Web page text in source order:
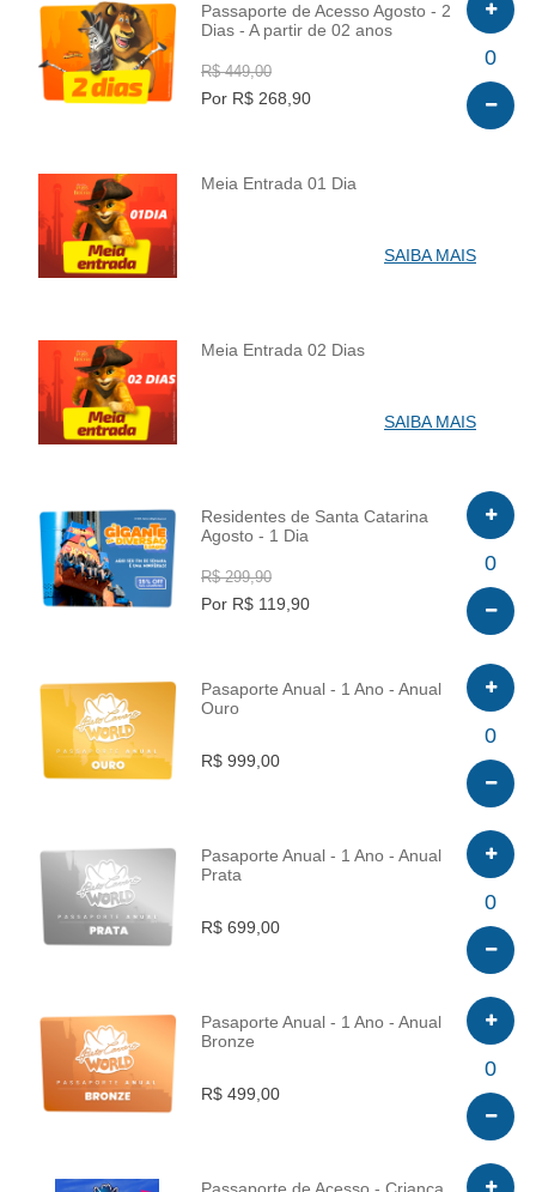
INFO
Passaporte de Acesso Agosto - 2
Dias - A partir de 02 anos
R$ 449,00
Por R$ 268,90
0
INFO
Meia Entrada 01 Dia
SAIBA MAIS
INFO
Meia Entrada 02 Dias
SAIBA MAIS
INFO
Residentes de Santa Catarina
Agosto - 1 Dia
R$ 299,90
Por R$ 119,90
0
INFO
Pasaporte Anual - 1 Ano - Anual
Ouro
R$ 999,00
0
INFO
Pasaporte Anual - 1 Ano - Anual
Prata
R$ 699,00
0
INFO
Pasaporte Anual - 1 Ano - Anual
Bronze
R$ 499,00
0